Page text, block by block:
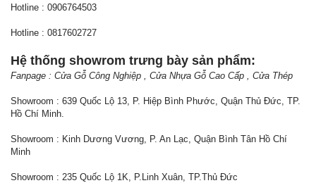
Hotline : 0906764503
Hotline : 0817602727
Hệ thống showrom trưng bày sản phẩm:
Fanpage : Cửa Gỗ Công Nghiệp , Cửa Nhựa Gỗ Cao Cấp , Cửa Thép
Showroom : 639 Quốc Lộ 13, P. Hiệp Bình Phước, Quận Thủ Đức, TP.
Hồ Chí Minh.
Showroom : Kinh Dương Vương, P. An Lạc, Quận Bình Tân Hồ Chí
Minh
Showroom : 235 Quốc Lộ 1K, P.Linh Xuân, TP.Thủ Đức